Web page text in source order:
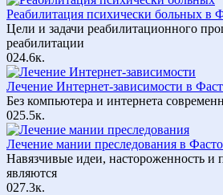
Реабилитация психически больных в
Цели и задачи реабилитационного
реабилитации
024.6к.
Лечение Интернет-зависимости в
Без компьютера и интернета
025.5к.
Лечение мании преследования в
Навязчивые идеи, настороженность и
являются
027.3к.